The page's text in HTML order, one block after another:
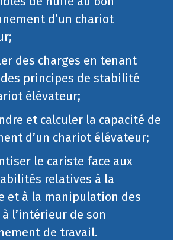
d’un chariot
des charges en tenant
principes de stabilité
élévateur;
et calculer la capacité de
d’un chariot élévateur;
le cariste face aux
relatives à la
et à la manipulation des
l’intérieur de son
de travail.